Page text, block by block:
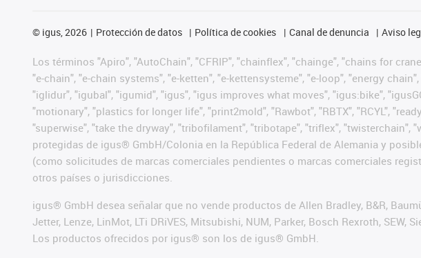
© igus, 2026 Protección de datos Política de cookies Canal de denuncia Aviso
Los términos "Apiro", "AutoChain", "CFRIP", "chainflex", "chainge", "chains for
"e-chain", "e-chain systems", "e-ketten", "e-kettensysteme", "e-loop", "energy
"iglidur", "igubal", "igumid", "igus", "igus improves what moves", "igus:bike",
"motionary", "plastics for longer life", "print2mold", "Rawbot", "RBTX", "RCYL",
"superwise", "take the dryway", "tribofilament", "tribotape", "triflex",
protegidas de igus® GmbH/Colonia en la República Federal de Alemania y
(como solicitudes de marcas comerciales pendientes o marcas comerciales
otros países o jurisdicciones.
igus® GmbH desea señalar que no vende productos de Allen Bradley, B&R,
Jetter, Lenze, LinMot, LTi DRiVES, Mitsubishi, NUM, Parker, Bosch Rexroth,
Los productos ofrecidos por igus® son los de igus® GmbH.